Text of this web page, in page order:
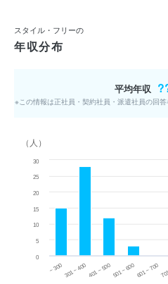
スタイル・フリーの
年収分布
平均年収
※この情報は正社員・契約社員・派遣社員の回
（人）
~ 300 301 ~ 400 401 ~ 500501 ~ 600601 ~ 700
0
5
10
15
20
25
30